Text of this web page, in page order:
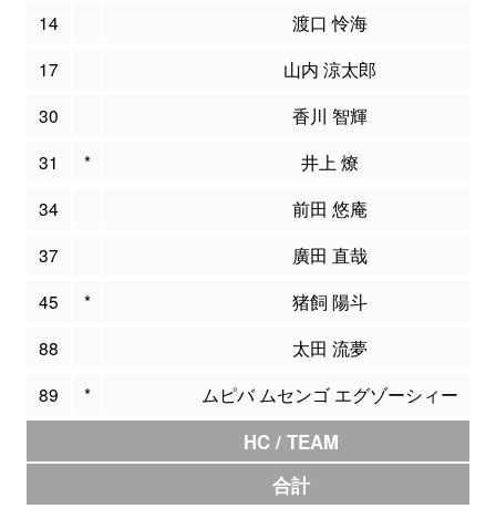
14
渡口 怜海
17
山内 涼太郎
30
香川 智輝
31
*
井上 燎
34
前田 悠庵
37
廣田 直哉
45
*
猪飼 陽斗
88
太田 流夢
89
* ムピバ ムセンゴ エグゾーシィー
HC / TEAM
合計